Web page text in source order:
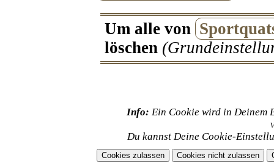
Um alle von
löschen
Info: Ein Cookie wird in Deinem
Du kannst Deine Cookie-